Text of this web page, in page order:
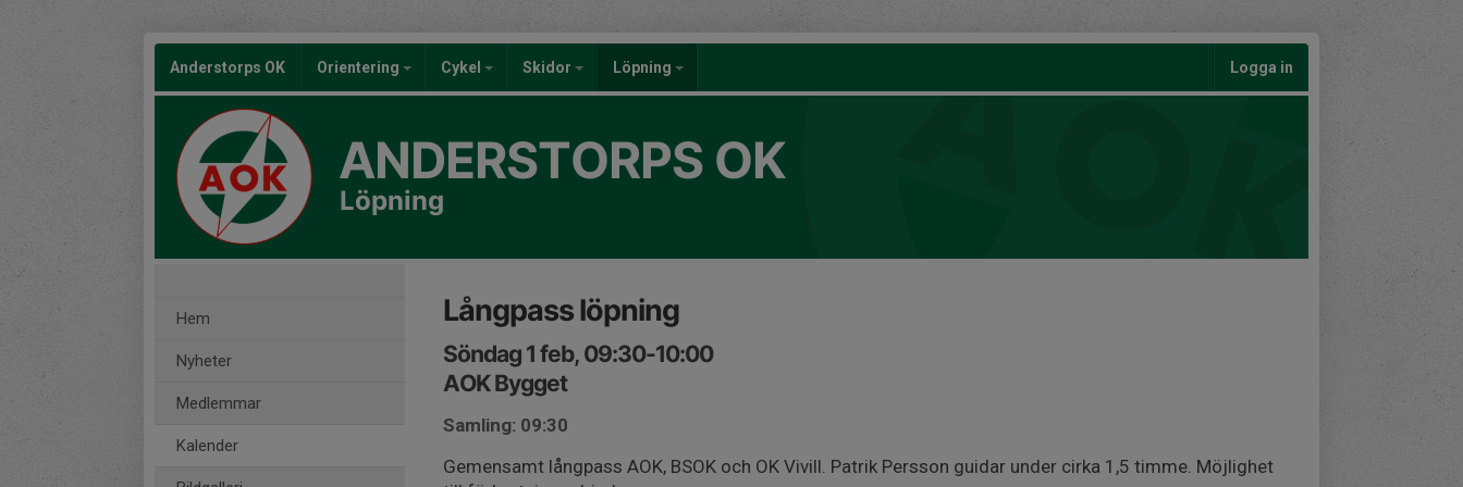
Anderstorps OK Orientering Cykel Skidor Löpning Logga in
ANDERSTORPS OK
Löpning
Hem
Nyheter
Medlemmar
Kalender
Långpass löpning
Söndag 1 feb, 09:30-10:00
AOK Bygget
Samling: 09:30
Gemensamt långpass AOK, BSOK och OK Vivill. Patrik Persson guidar under cirka 1,5 timme. Möjlighet